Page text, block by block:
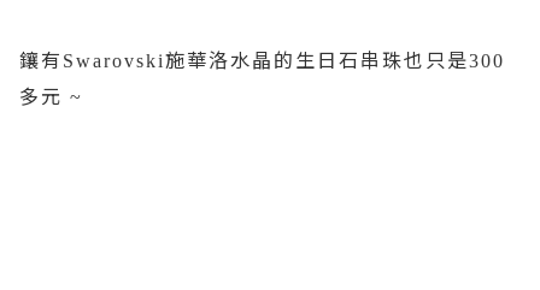
鑲有 Swarovski施華洛水晶的生日石串珠也只是300
多元 ~